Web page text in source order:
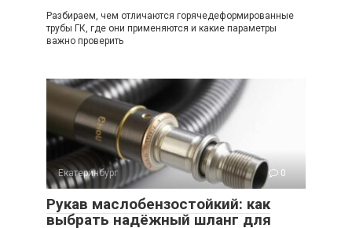
Разбираем, чем отличаются горячедеформированные
трубы ГК, где они применяются и какие параметры
важно проверить
Екатеринбург 0
Рукав маслобензостойкий: как
выбрать надёжный шланг для